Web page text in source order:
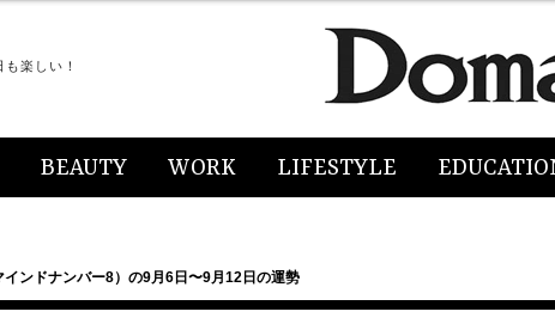
楽しい！
BEAUTY WORK LIFESTYLE
インドナンバー8）の9月6日〜9月12日の運勢